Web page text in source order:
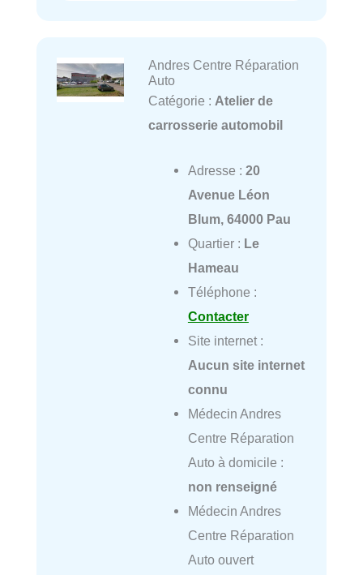
Andres Centre Réparation
Auto
Catégorie : Atelier de
carrosserie automobil
Adresse : 20
Avenue Léon
Blum, 64000 Pau
Quartier : Le
Hameau
Téléphone :
Contacter
Site internet :
Aucun site internet
connu
Médecin Andres
Centre Réparation
Auto à domicile :
non renseigné
Médecin Andres
Centre Réparation
Auto ouvert